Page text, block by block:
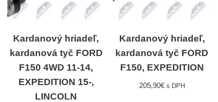
Kardanový hriadeľ,
kardanová tyč FORD
F150 4WD 11-14,
EXPEDITION 15-,
LINCOLN
Kardanový hriadeľ,
kardanová tyč FORD
F150, EXPEDITION
205,90€ s DPH